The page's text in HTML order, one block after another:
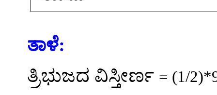
ತಾಳೆ:
ತ್ರಿಭುಜದ ವಿಸ್ತೀರ್ಣ = (1/